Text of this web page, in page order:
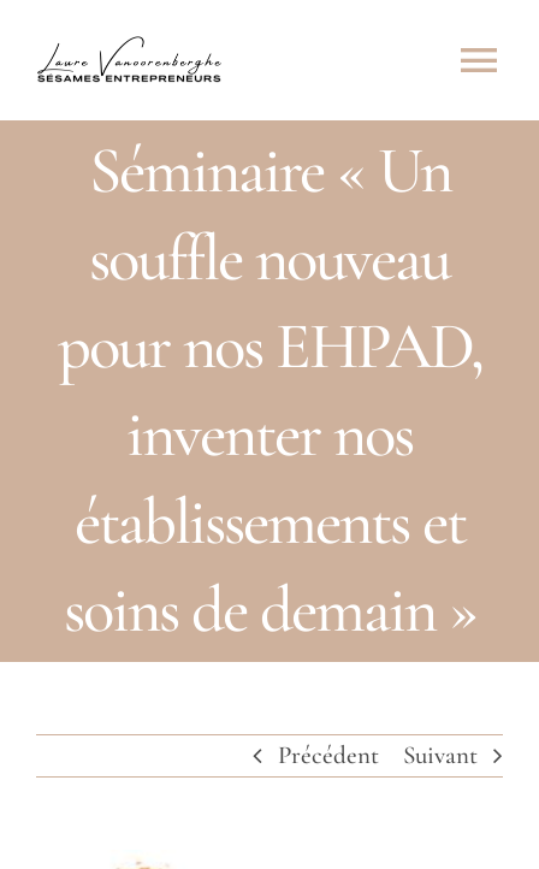
contenu
Séminaire « Un
souffle nouveau
pour nos EHPAD,
inventer nos
établissements et
soins de demain »
Précédent Suivant